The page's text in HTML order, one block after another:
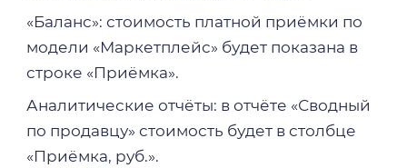
«Баланс»: стоимость платной приёмки по
модели «Маркетплейс» будет показана в
строке «Приёмка».
Аналитические отчёты: в отчёте «Сводный
по продавцу» стоимость будет в столбце
«Приёмка, руб.».